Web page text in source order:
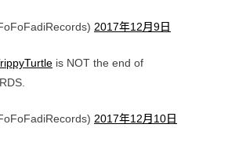
2017年12月9日
is NOT the end of
2017年12月10日